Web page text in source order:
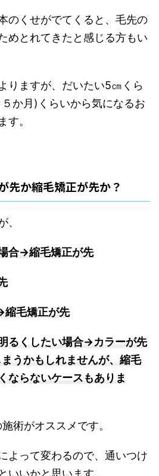
のくせがでてくると、毛先の
めとれてきたと感じる方もい
りますが、だいたい5㎝くら
か月)くらいから気になるお
す。
先か縮毛矯正が先か？
、
合→縮毛矯正が先
縮毛矯正が先
るくしたい場合→カラーが先
うかもしれませんが、縮毛
ならないケースもありま
術がオススメです。
よって変わるので、通いつけ
いいかと思います。